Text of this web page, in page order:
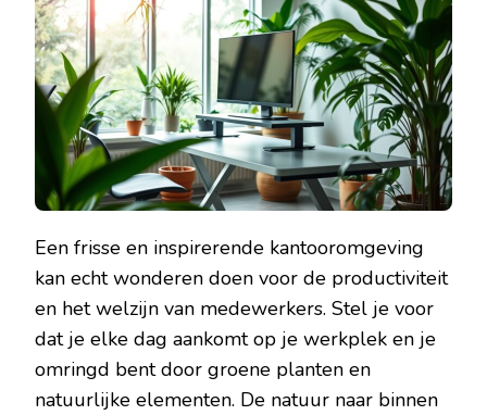
PLANTEN,
EN
Een frisse en inspirerende kantooromgeving
kan echt wonderen doen voor de productiviteit
en het welzijn van medewerkers. Stel je voor
dat je elke dag aankomt op je werkplek en je
omringd bent door groene planten en
natuurlijke elementen. De natuur naar binnen